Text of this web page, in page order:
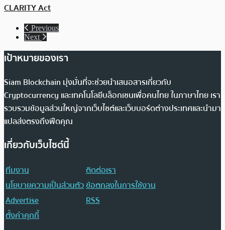
CLARITY Act
Previous
Next
เป้าหมายของเรา
Siam Blockchain มุ่งมั่นที่จะช่วยนำเสนอสารเกี่ยวกับ
Cryptocurrency และเทคโนโลยีบล็อกเชนเพื่อคนไทย ในภาษาไทย เรา
รวบรวมข้อมูลส่วนใหญ่จากเว็บไซต์และเว็บบอร์ดต่างประเทศและนำมา
แปลส่งตรงถึงฟีดคุณ
เกี่ยวกับเว็บไซต์นี้
ทีมงาน
ติดต่อเรา
นโยบายความเป็นส่วนตัวข้อตกลงในการใช้งาน
Advertise
RSS
ตั้งค่าคุกกี้